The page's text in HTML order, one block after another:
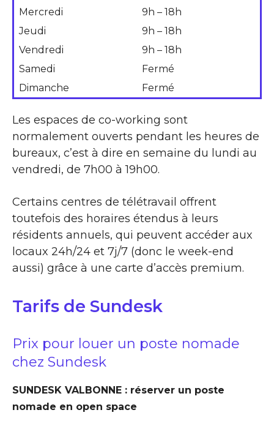
Mercredi
9h – 18h
Jeudi
9h – 18h
Vendredi
9h – 18h
Samedi
Fermé
Dimanche
Fermé
Les espaces de co-working sont
normalement ouverts pendant les heures de
bureaux, c’est à dire en semaine du lundi au
vendredi, de 7h00 à 19h00.
Certains centres de télétravail offrent
toutefois des horaires étendus à leurs
résidents annuels, qui peuvent accéder aux
locaux 24h/24 et 7j/7 (donc le week-end
aussi) grâce à une carte d’accès premium.
Tarifs de Sundesk
Prix pour louer un poste nomade
chez Sundesk
SUNDESK VALBONNE : réserver un poste
nomade en open space